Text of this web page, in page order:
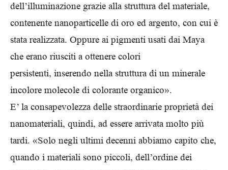
dell’illuminazione grazie alla struttura del materiale,
contenente nanoparticelle di oro ed argento, con cui è
stata realizzata. Oppure ai pigmenti usati dai Maya
che erano riusciti a ottenere colori
persistenti, inserendo nella struttura di un minerale
incolore molecole di colorante organico».
E’ la consapevolezza delle straordinarie proprietà dei
nanomateriali, quindi, ad essere arrivata molto più
tardi. «Solo negli ultimi decenni abbiamo capito che,
quando i materiali sono piccoli, dell’ordine dei